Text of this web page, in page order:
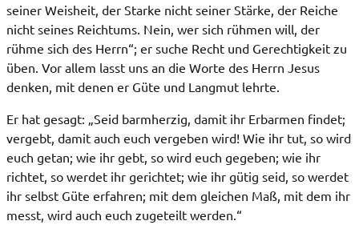
seiner Weisheit, der Starke nicht seiner Stärke, der Reiche
nicht seines Reichtums. Nein, wer sich rühmen will, der
rühme sich des Herrn“; er suche Recht und Gerechtigkeit zu
üben. Vor allem lasst uns an die Worte des Herrn Jesus
denken, mit denen er Güte und Langmut lehrte.
Er hat gesagt: „Seid barmherzig, damit ihr Erbarmen findet;
vergebt, damit auch euch vergeben wird! Wie ihr tut, so wird
euch getan; wie ihr gebt, so wird euch gegeben; wie ihr
richtet, so werdet ihr gerichtet; wie ihr gütig seid, so werdet
ihr selbst Güte erfahren; mit dem gleichen Maß, mit dem ihr
messt, wird auch euch zugeteilt werden.“